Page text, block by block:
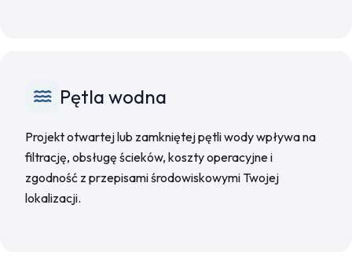
Pętla wodna
Projekt otwartej lub zamkniętej pętli wody wpływa na
filtrację, obsługę ścieków, koszty operacyjne i
zgodność z przepisami środowiskowymi Twojej
lokalizacji.